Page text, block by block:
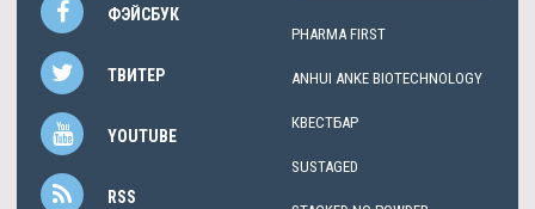
ФЭЙСБУК
ТВИТЕР
YOUTUBE
RSS
PHARMA FIRST
ANHUI ANKE BIOTECHNOLOGY
КВЕСТБАР
SUSTAGED